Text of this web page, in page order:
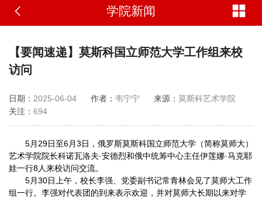
学院新闻
【要闻速递】莫斯科国立师范大学工作组来校
访问
日期： 2025-06-04 作者： 韦宁宁 来源： 莫斯科艺术学院
关注： 694
5月29日至6月3日，俄罗斯莫斯科国立师范大学（简称莫师大）
艺术学院院长科诺瓦洛夫·安德烈和俄中统筹中心主任伊莲娜·马克耶
娃一行8人来校访问交流。
5月30日上午，校长李强、党委副书记常青林会见了莫师大工作
组一行。李强对代表团的到来表示欢迎，并对莫师大长期以来对学